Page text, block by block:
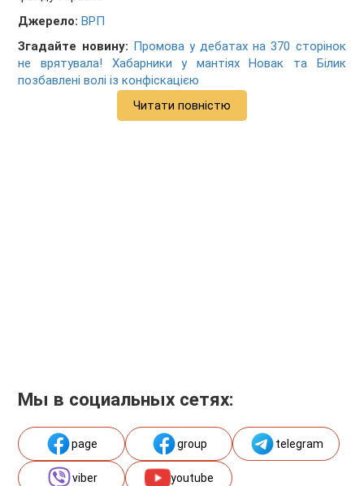
Джерело: ВРП
Згадайте новину: Промова у дебатах на 370 сторінок
не врятувала! Хабарники у мантіях Новак та Білик
позбавлені волі із конфіскацією
Читати повністю
Мы в социальных сетях:
page group telegram
viber youtube